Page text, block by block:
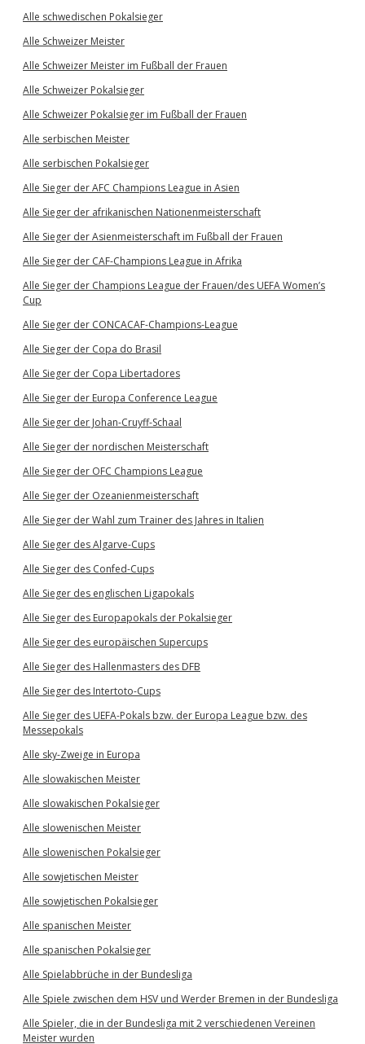
Alle schwedischen Pokalsieger
Alle Schweizer Meister
Alle Schweizer Meister im Fußball der Frauen
Alle Schweizer Pokalsieger
Alle Schweizer Pokalsieger im Fußball der Frauen
Alle serbischen Meister
Alle serbischen Pokalsieger
Alle Sieger der AFC Champions League in Asien
Alle Sieger der afrikanischen Nationenmeisterschaft
Alle Sieger der Asienmeisterschaft im Fußball der Frauen
Alle Sieger der CAF-Champions League in Afrika
Alle Sieger der Champions League der Frauen/des UEFA Women’s
Cup
Alle Sieger der CONCACAF-Champions-League
Alle Sieger der Copa do Brasil
Alle Sieger der Copa Libertadores
Alle Sieger der Europa Conference League
Alle Sieger der Johan-Cruyff-Schaal
Alle Sieger der nordischen Meisterschaft
Alle Sieger der OFC Champions League
Alle Sieger der Ozeanienmeisterschaft
Alle Sieger der Wahl zum Trainer des Jahres in Italien
Alle Sieger des Algarve-Cups
Alle Sieger des Confed-Cups
Alle Sieger des englischen Ligapokals
Alle Sieger des Europapokals der Pokalsieger
Alle Sieger des europäischen Supercups
Alle Sieger des Hallenmasters des DFB
Alle Sieger des Intertoto-Cups
Alle Sieger des UEFA-Pokals bzw. der Europa League bzw. des
Messepokals
Alle sky-Zweige in Europa
Alle slowakischen Meister
Alle slowakischen Pokalsieger
Alle slowenischen Meister
Alle slowenischen Pokalsieger
Alle sowjetischen Meister
Alle sowjetischen Pokalsieger
Alle spanischen Meister
Alle spanischen Pokalsieger
Alle Spielabbrüche in der Bundesliga
Alle Spiele zwischen dem HSV und Werder Bremen in der Bundesliga
Alle Spieler, die in der Bundesliga mit 2 verschiedenen Vereinen
Meister wurden